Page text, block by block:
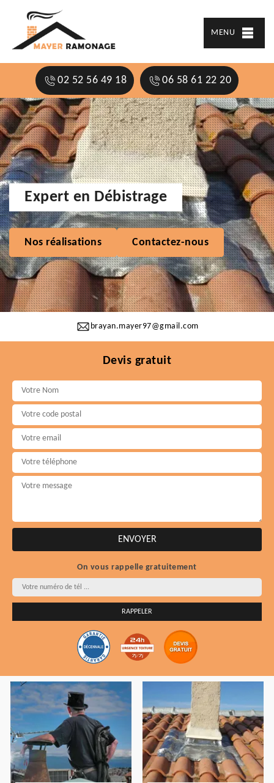
MENU
02 52 56 49 18 06 58 61 22 20
brayan.mayer97@gmail.com
Expert en Débistrage
Nos réalisations Contactez-nous
Devis gratuit
On vous rappelle gratuitement